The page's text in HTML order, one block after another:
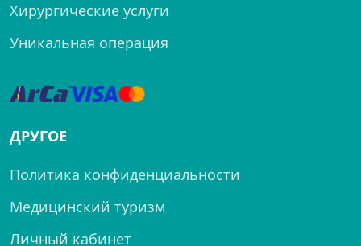
Хирургические услуги
Уникальная операция
ДРУГОЕ
Политика конфиденциальности
Медицинский туризм
Личный кабинет